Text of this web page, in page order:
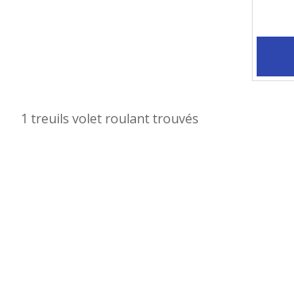
1 treuils volet roulant trouvés